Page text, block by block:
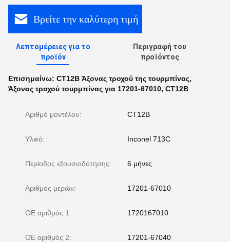
Βρείτε την καλύτερη τιμή
Λεπτομέρειες για το
προϊόν
Περιγραφή του
προϊόντος
Επισημαίνω: CT12B Άξονας τροχού της τουρμπίνας,
Άξονας τροχού τουρμπίνας για 17201-67010, CT12B
Αριθμό μοντέλου: CT12B
Υλικό: Inconel 713C
Περίοδος εξουσιοδότησης: 6 μήνες
Αριθμός μερών: 17201-67010
OE αριθμός 1: 1720167010
OE αριθμός 2: 17201-67040